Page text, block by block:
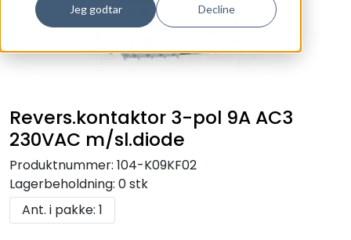
Jeg godtar Decline
Revers.kontaktor 3-pol 9A AC3
230VAC m/sl.diode
Produktnummer: 104-K09KF02
Lagerbeholdning: 0 stk
Ant. i pakke: 1